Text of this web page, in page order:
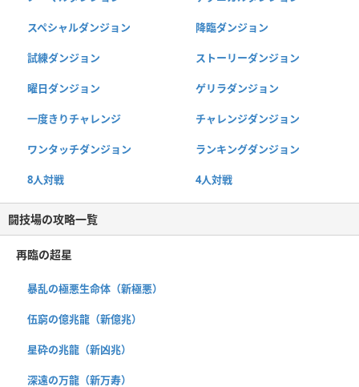
スペシャルダンジョン 降臨ダンジョン
試練ダンジョン ストーリーダンジョン
曜日ダンジョン ゲリラダンジョン
一度きりチャレンジ チャレンジダンジョン
ワンタッチダンジョン ランキングダンジョン
8人対戦 4人対戦
闘技場の攻略一覧
再臨の超星
暴乱の極悪生命体（新極悪）
伍窮の億兆龍（新億兆）
星砕の兆龍（新凶兆）
深遠の万龍（新万寿）